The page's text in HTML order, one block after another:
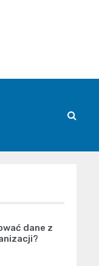
dane z